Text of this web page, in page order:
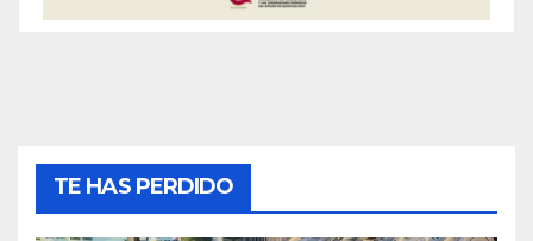
TE HAS PERDIDO